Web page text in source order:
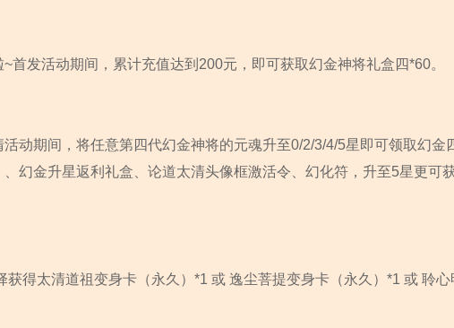
首发活动期间，累计充值达到200元，即可获取幻金神将礼盒四*60。
动期间，将任意第四代幻金神将的元魂升至0/2/3/4/5星即可领取幻金
幻金升星返利礼盒、论道太清头像框激活令、幻化符，升至5星更可
得太清道祖变身卡（永久）*1 或 逸尘菩提变身卡（永久）*1 或 聆心